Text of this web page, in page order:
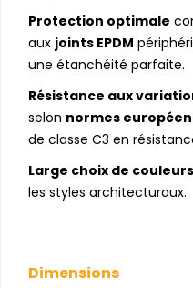
Protection optimale
aux joints EPDM
une étanchéité parfaite.
Résistance aux
selon normes
de classe C3 en
Large choix de couleurs
les styles architecturaux.
Dimensions